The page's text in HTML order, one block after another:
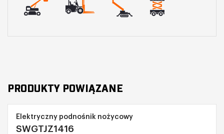
PRODUKTY POWIĄZANE
Elektryczny podnośnik nożycowy
SWGTJZ1416